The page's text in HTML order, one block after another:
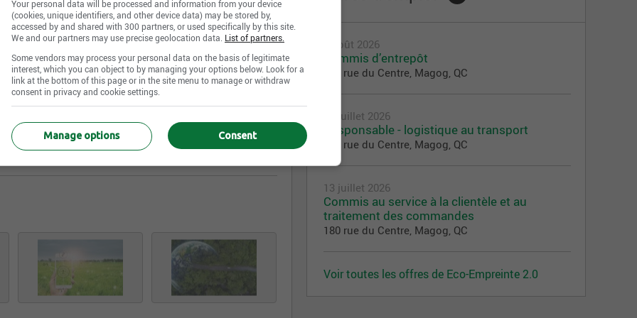
de l'environnement avec nos solutions avancées
consommateur à des pratiques plus écoresponsable.
chaine en opportunité d'innovation écologique. De
des technologies actuelles pour minimiser
3 août 2026
Commis d’entrepôt
180 rue du Centre, Magog, QC
13 juillet 2026
Responsable - logistique au transport
180 rue du Centre, Magog, QC
13 juillet 2026
Commis au service à la clientèle et au
traitement des commandes
180 rue du Centre, Magog, QC
Voir toutes les offres de Eco-Empreinte 2.0
Your personal data will be processed and information from your device
(cookies, unique identifiers, and other device data) may be stored by,
accessed by and shared with 300 partners, or used specifically by this site.
We and our partners may use precise geolocation data. List of partners.
Some vendors may process your personal data on the basis of legitimate
interest, which you can object to by managing your options below. Look for a
link at the bottom of this page or in the site menu to manage or withdraw
consent in privacy and cookie settings.
Consent
Manage options